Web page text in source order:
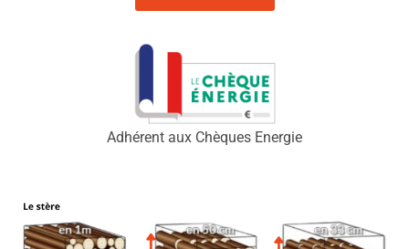
Adhérent aux Chèques Energie